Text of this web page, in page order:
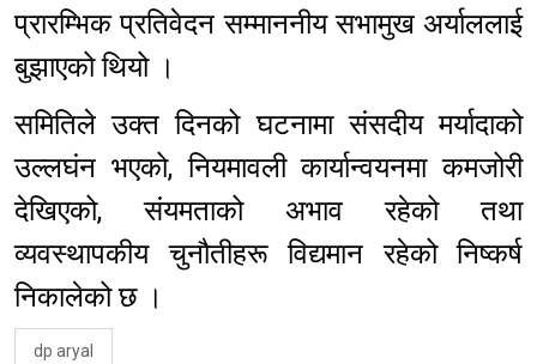
प्रारम्भिक प्रतिवेदन सम्माननीय सभामुख अर्याललाई
बुझाएको थियो ।
समितिले उक्त दिनको घटनामा संसदीय मर्यादाको
उल्लघंन भएको, नियमावली कार्यान्वयनमा कमजोरी
देखिएको, संयमताको अभाव रहेको तथा
व्यवस्थापकीय चुनौतीहरू विद्यमान रहेको निष्कर्ष
निकालेको छ ।
dp aryal